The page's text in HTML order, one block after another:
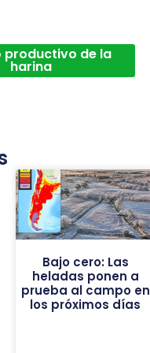
productivo de la
harina
Bajo cero: Las
heladas ponen a
prueba al campo en
los próximos días